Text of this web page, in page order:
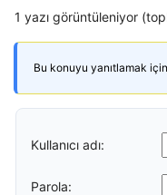
1 yazı görüntüleniyor
Bu konuyu yanıtlamak için
Kullanıcı adı:
Parola: